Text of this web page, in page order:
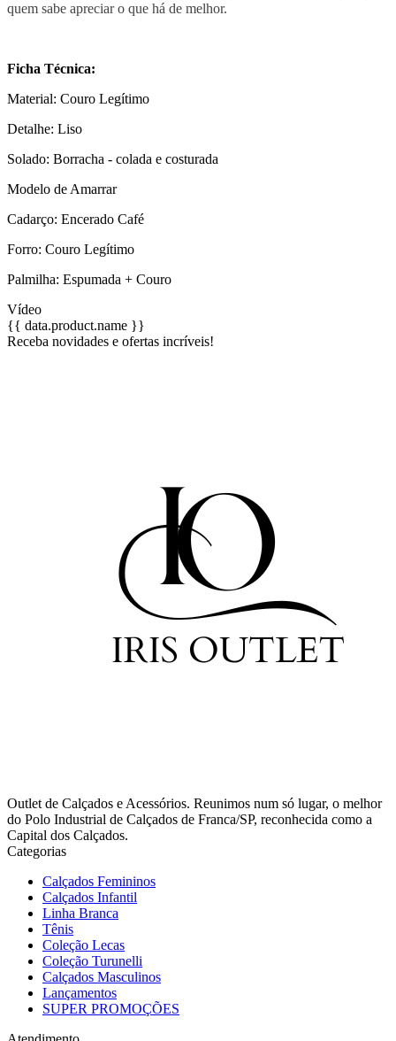
quem sabe apreciar o que há de melhor.
Ficha Técnica:
Material: Couro Legítimo
Detalhe: Liso
Solado: Borracha - colada e costurada
Modelo de Amarrar
Cadarço: Encerado Café
Forro: Couro Legítimo
Palmilha: Espumada + Couro
Vídeo
{{ data.product.name }}
Receba novidades e ofertas incríveis!
Outlet de Calçados e Acessórios. Reunimos num só lugar, o melhor
do Polo Industrial de Calçados de Franca/SP, reconhecida como a
Capital dos Calçados.
Categorias
Calçados Femininos
Calçados Infantil
Linha Branca
Tênis
Coleção Lecas
Coleção Turunelli
Calçados Masculinos
Lançamentos
SUPER PROMOÇÕES